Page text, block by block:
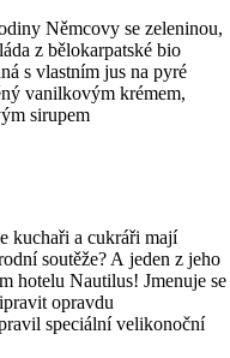
Němcovy se zeleninou,
z bělokarpatské bio
s vlastním jus na pyré
vanilkovým krémem,
sirupem
kuchaři a cukráři mají
soutěže? A jeden z jeho
hotelu Nautilus! Jmenuje se
opravdu
speciální velikonoční